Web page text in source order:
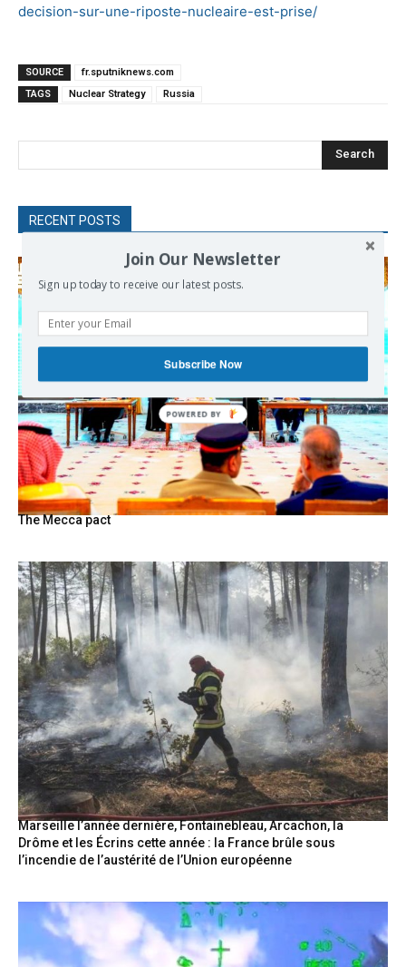
decision-sur-une-riposte-nucleaire-est-prise/
SOURCE
fr.sputniknews.com
TAGS
Nuclear Strategy Russia
Search
RECENT POSTS
The Mecca pact
Marseille l’année dernière, Fontainebleau, Arcachon, la
Drôme et les Écrins cette année : la France brûle sous
l’incendie de l’austérité de l’Union européenne
Join Our Newsletter
Sign up today to receive our latest posts.
Subscribe Now